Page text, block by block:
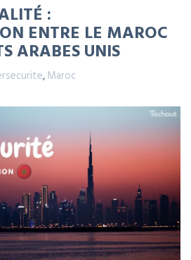
:
ENTRE LE MAROC
ARABES UNIS
,Maroc